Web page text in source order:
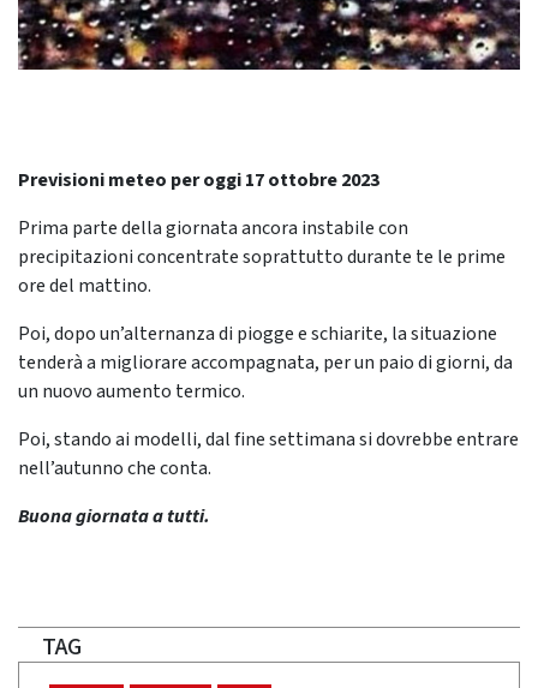
Previsioni meteo per oggi 17 ottobre 2023
Prima parte della giornata ancora instabile con
precipitazioni concentrate soprattutto durante te le prime
ore del mattino.
Poi, dopo un’alternanza di piogge e schiarite, la situazione
tenderà a migliorare accompagnata, per un paio di giorni, da
un nuovo aumento termico.
Poi, stando ai modelli, dal fine settimana si dovrebbe entrare
nell’autunno che conta.
Buona giornata a tutti.
TAG